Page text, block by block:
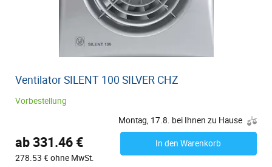
Ventilator SILENT 100 SILVER CHZ
Vorbestellung
Montag, 17.8. bei Ihnen zu Hause
ab 331.46 €
278.53 € ohne MwSt.
In den Warenkorb